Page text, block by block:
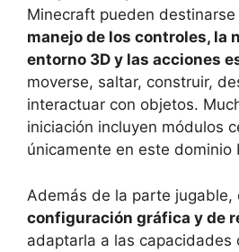
Minecraft pueden
manejo de los controles, la
entorno 3D y las acciones
moverse, saltar, construir,
interactuar con objetos.
iniciación incluyen módulos
únicamente en este dominio
Además de la parte jugable,
configuración gráfica y de
adaptarla a las capacidades